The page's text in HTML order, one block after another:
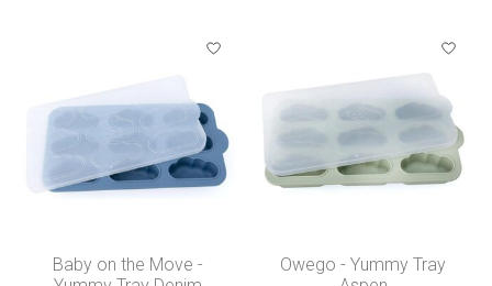
Baby on the Move -
Owego - Yummy Tray